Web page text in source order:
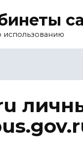
использованию